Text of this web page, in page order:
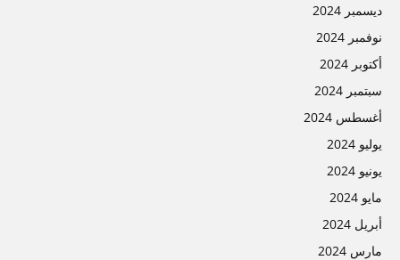
ديسمبر 2024
نوفمبر 2024
أكتوبر 2024
سبتمبر 2024
أغسطس 2024
يوليو 2024
يونيو 2024
مايو 2024
أبريل 2024
مارس 2024